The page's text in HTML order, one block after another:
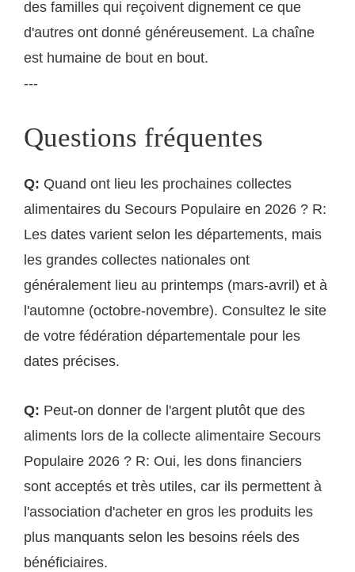
des familles qui reçoivent dignement ce que
d'autres ont donné généreusement. La chaîne
est humaine de bout en bout.
---
Questions fréquentes
Q: Quand ont lieu les prochaines collectes
alimentaires du Secours Populaire en 2026 ? R:
Les dates varient selon les départements, mais
les grandes collectes nationales ont
généralement lieu au printemps (mars-avril) et à
l'automne (octobre-novembre). Consultez le site
de votre fédération départementale pour les
dates précises.
Q: Peut-on donner de l'argent plutôt que des
aliments lors de la collecte alimentaire Secours
Populaire 2026 ? R: Oui, les dons financiers
sont acceptés et très utiles, car ils permettent à
l'association d'acheter en gros les produits les
plus manquants selon les besoins réels des
bénéficiaires.